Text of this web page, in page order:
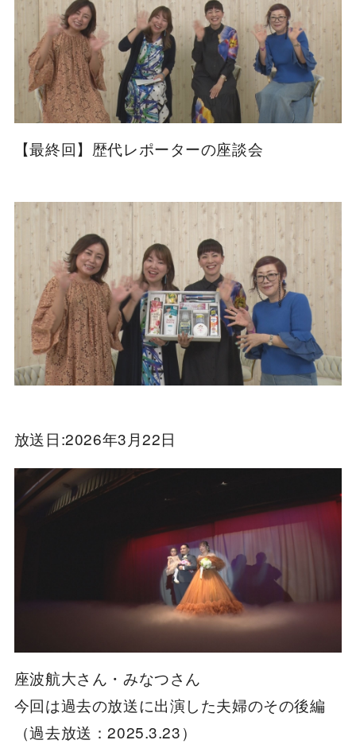
【最終回】歴代レポーターの座談会
放送日:2026年3月22日
座波航大さん・みなつさん
今回は過去の放送に出演した夫婦のその後編
（過去放送：2025.3.23）